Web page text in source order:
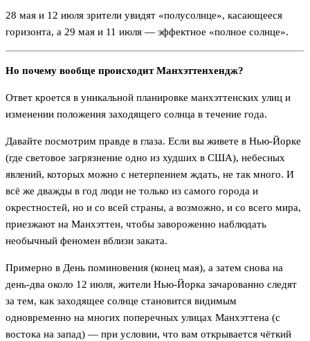
28 мая и 12 июля зрители увидят «полусолнце», касающееся
горизонта, а 29 мая и 11 июля — эффектное «полное солнце».
Но почему вообще происходит Манхэттенхендж?
Ответ кроется в уникальной планировке манхэттенских улиц и
изменении положения заходящего солнца в течение года.
Давайте посмотрим правде в глаза. Если вы живете в Нью-Йорке
(где световое загрязнение одно из худших в США), небесных
явлений, которых можно с нетерпением ждать, не так много. И
всё же дважды в год люди не только из самого города и
окрестностей, но и со всей страны, а возможно, и со всего мира,
приезжают на Манхэттен, чтобы завороженно наблюдать
необычный феномен вблизи заката.
Примерно в День поминовения (конец мая), а затем снова на
день-два около 12 июля, жители Нью-Йорка зачарованно следят
за тем, как заходящее солнце становится видимым
одновременно на многих поперечных улицах Манхэттена (с
востока на запад) — при условии, что вам открывается чёткий